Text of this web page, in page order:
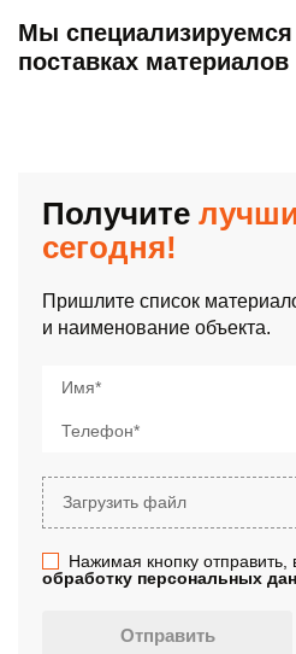
Мы
поставках материалов
Получите
сегодня!
Пришлите список
и наименование объекта.
Имя*
Телефон*
Загрузить файл
Нажимая кнопку отправить,
обработку персональных
Отправить